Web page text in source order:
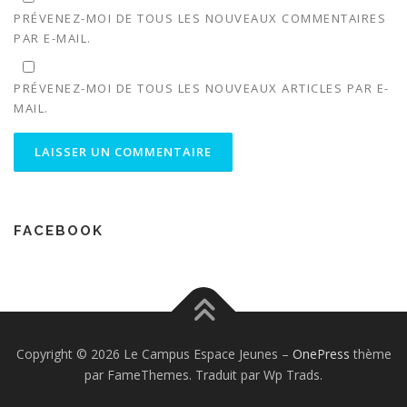
PRÉVENEZ-MOI DE TOUS LES NOUVEAUX COMMENTAIRES
PAR E-MAIL.
PRÉVENEZ-MOI DE TOUS LES NOUVEAUX ARTICLES PAR E-
MAIL.
FACEBOOK
Copyright © 2026 Le Campus Espace Jeunes – OnePress thème
par FameThemes. Traduit par Wp Trads.